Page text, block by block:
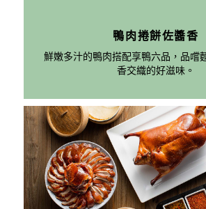
鴨肉捲餅佐醬香
鮮嫩多汁的鴨肉搭配享鴨六品，品嚐
香交織的好滋味。